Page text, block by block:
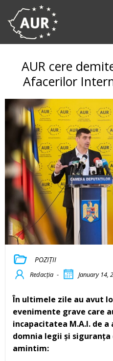
AUR cere
Afacerilor
POZIȚII
Redacția - January 14,
În ultimele zile au avut
evenimente grave care
incapacitatea M.A.I. de
domnia legii și
amintim: